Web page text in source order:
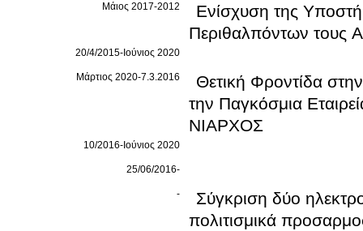
Μάιος 2017-2012
Ενίσχυση της
Περιθαλπόντων τους
20/4/2015-Ιούνιος 2020
Μάρτιος 2020-7.3.2016
Θετική Φροντίδα
την Παγκόσμια
ΝΙΑΡΧΟΣ
10/2016-Ιούνιος 2020
25/06/2016-
-
Σύγκριση δύο
πολιτισμικά